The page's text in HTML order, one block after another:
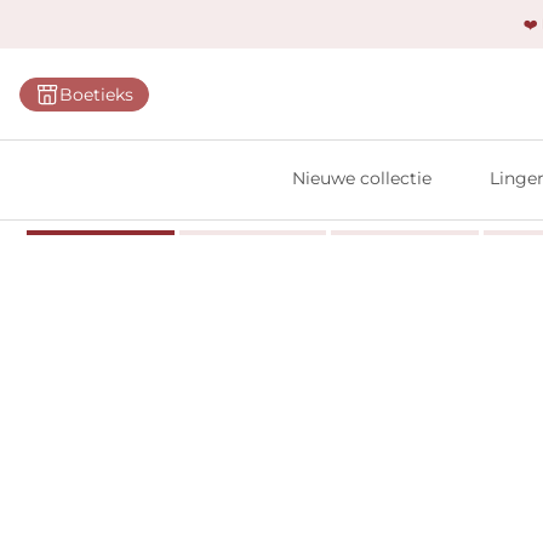
❤️
Boetieks
Nieuwe collectie